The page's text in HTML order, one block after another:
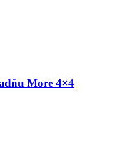
More 4×4